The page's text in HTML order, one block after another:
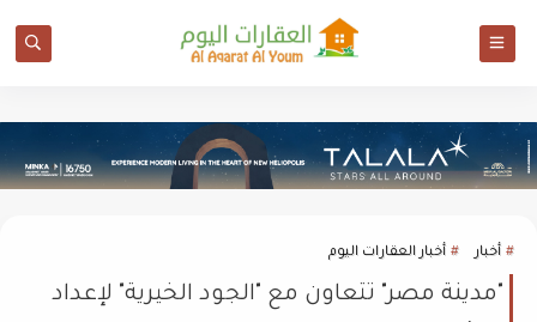
أخبار أخبار العقارات اليوم
"مدينة مصر" تتعاون مع "الجود الخيرية" لإعداد